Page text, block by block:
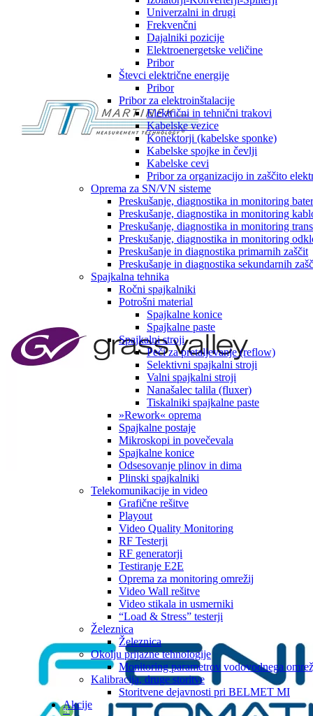
Univerzalni in drugi
Frekvenčni
Dajalniki pozicije
Elektroenergetske veličine
Pribor
Števci električne energije
Pribor
Pribor za elektroinštalacije
Električni in tehnični trakovi
Kabelske vezice
Konektorji (kabelske sponke)
Kabelske spojke in čevlji
Kabelske cevi
Pribor za organizacijo in zaščito
Oprema za SN/VN sisteme
Preskušanje, diagnostika in monitoring
Preskušanje, diagnostika in monitoring
Preskušanje, diagnostika in monitoring
Preskušanje, diagnostika in monitoring
Preskušanje in diagnostika primarnih zaščit
Preskušanje in diagnostika sekundarnih
Spajkalna tehnika
Ročni spajkalniki
Potrošni material
Spajkalne konice
Spajkalne paste
Spajkalni stroji
Peči za pretaljevanje (reflow)
Selektivni spajkalni stroji
Valni spajkalni stroji
Nanašalec talila (fluxer)
Tiskalniki spajkalne paste
»Rework« oprema
Spajkalne postaje
Mikroskopi in povečevala
Spajkalne konice
Odsesovanje plinov in dima
Plinski spajkalniki
Telekomunikacije in video
Grafične rešitve
Playout
Video Quality Monitoring
RF Testerji
RF generatorji
Testiranje E2E
Oprema za monitoring omrežij
Video Wall rešitve
Video stikala in usmerniki
“Load & Stress” testerji
Železnica
Železnica
Okolju prijazne tehnologije
Monitoring parametrov vodovodnega
Kalibracija, druge storitve
Storitvene dejavnosti pri BELMET MI
Akcije
%